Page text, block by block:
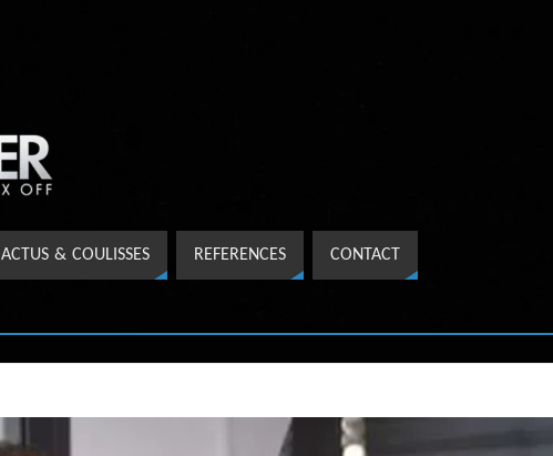
ACTUS & COULISSES REFERENCES CONTACT